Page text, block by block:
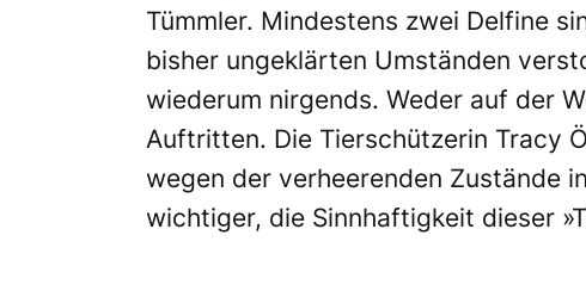
Tümmler. Mindestens zwei Delfine
bisher ungeklärten Umständen
wiederum nirgends. Weder auf der
Auftritten. Die Tierschützerin Tracy
wegen der verheerenden Zustände
wichtiger, die Sinnhaftigkeit dieser